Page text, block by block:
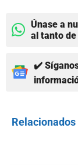
Únase a
al tanto
✔️
Relacionados